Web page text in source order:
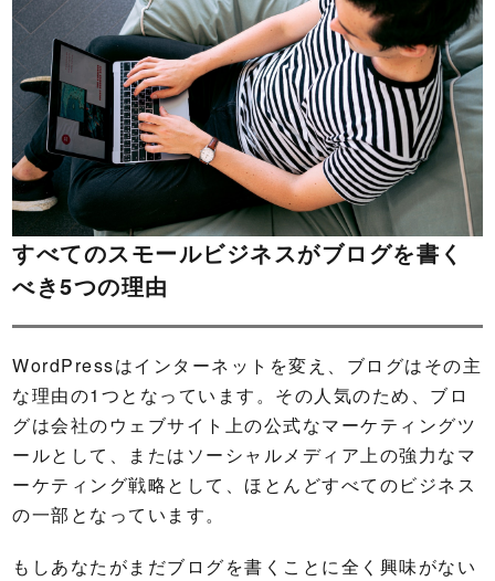
すべてのスモールビジネスがブログを書く
べき5つの理由
WordPressはインターネットを変え、ブログはその主
な理由の1つとなっています。その人気のため、ブロ
グは会社のウェブサイト上の公式なマーケティングツ
ールとして、またはソーシャルメディア上の強力なマ
ーケティング戦略として、ほとんどすべてのビジネス
の一部となっています。
もしあなたがまだブログを書くことに全く興味がない